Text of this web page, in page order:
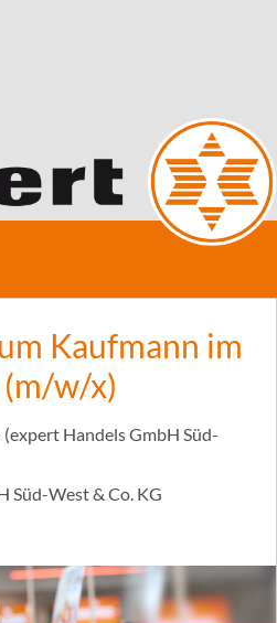
Kaufmann im
w/x)
Handels GmbH Süd-
Süd-West & Co. KG